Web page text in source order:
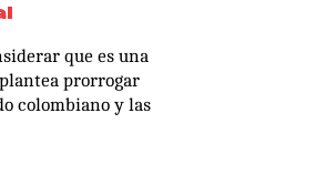
que es una
prorrogar
colombiano y las